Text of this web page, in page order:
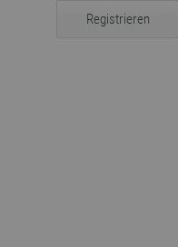
Registrieren